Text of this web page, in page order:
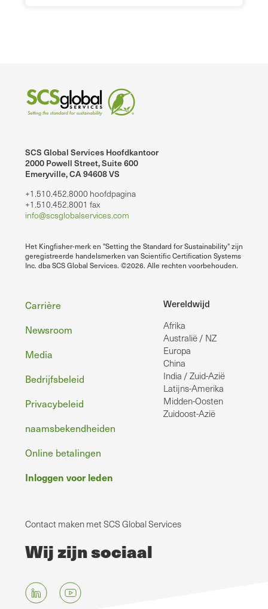
SCS Global Services Hoofdkantoor
2000 Powell Street, Suite 600
Emeryville, CA 94608 VS
+1.510.452.8000 hoofdpagina
+1.510.452.8001 fax
info@scsglobalservices.com
Het Kingfisher-merk en "Setting the Standard for Sustainability" zijn
geregistreerde handelsmerken van Scientific Certification Systems
Inc. dba SCS Global Services. ©2026. Alle rechten voorbehouden.
Wereldwijd
Afrika
Australië / NZ
Europa
China
India / Zuid-Azië
Latijns-Amerika
Midden-Oosten
Zuidoost-Azië
Voettekst
Carrière
Newsroom
Media
Bedrijfsbeleid
Privacybeleid
naamsbekendheiden
Online betalingen
Inloggen voor leden
Contact maken met SCS Global Services
Wij zijn sociaal